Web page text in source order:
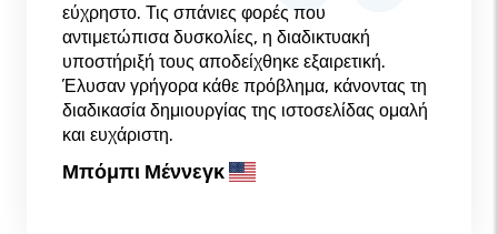
εύχρηστο. Τις σπάνιες φορές που
αντιμετώπισα δυσκολίες, η διαδικτυακή
υποστήριξή τους αποδείχθηκε εξαιρετική.
Έλυσαν γρήγορα κάθε πρόβλημα, κάνοντας τη
διαδικασία δημιουργίας της ιστοσελίδας ομαλή
και ευχάριστη.
Μπόμπι Μέννεγκ